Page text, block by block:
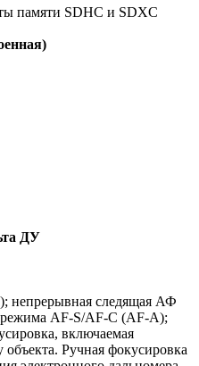
памяти SDHC и SDXC
ДУ
непрерывная следящая АФ
AF-S/AF-C (AF-A);
включаемая
объекта. Ручная фокусировка